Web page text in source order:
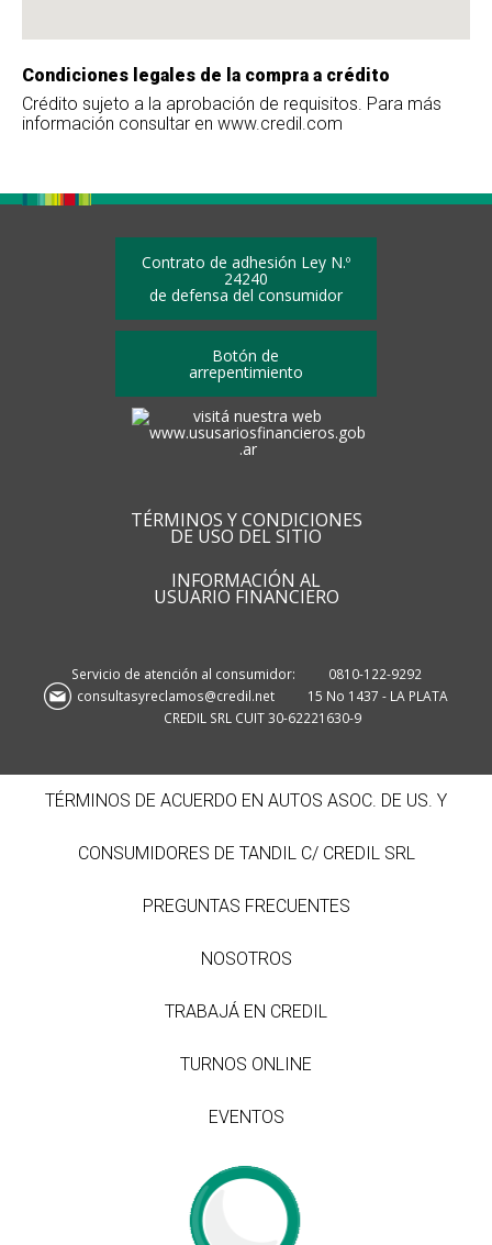
Condiciones legales de la compra a crédito
Crédito sujeto a la aprobación de requisitos. Para más
información consultar en www.credil.com
Contrato de adhesión Ley N.º
24240
de defensa del consumidor
Botón de
arrepentimiento
TÉRMINOS Y CONDICIONES
DE USO DEL SITIO
INFORMACIÓN AL
USUARIO FINANCIERO
Servicio de atención al consumidor:
0810-122-9292
consultasyreclamos@credil.net
15 No 1437 - LA PLATA
CREDIL SRL CUIT 30-62221630-9
TÉRMINOS DE ACUERDO EN AUTOS ASOC. DE US. Y
CONSUMIDORES DE TANDIL C/ CREDIL SRL
PREGUNTAS FRECUENTES
NOSOTROS
TRABAJÁ EN CREDIL
TURNOS ONLINE
EVENTOS